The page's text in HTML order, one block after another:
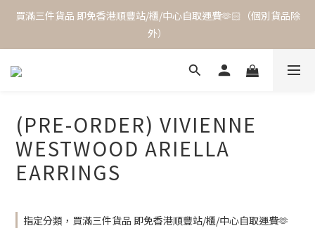
買滿三件貨品 即免香港順豐站/櫃/中心自取運費🫶🏻（個別貨品除
外）
(PRE-ORDER) VIVIENNE
WESTWOOD ARIELLA
EARRINGS
指定分類，買滿三件貨品 即免香港順豐站/櫃/中心自取運費🫶